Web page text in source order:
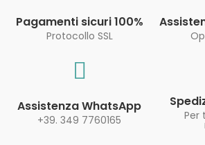
Pagamenti sicuri 100%
Protocollo SSL
Assistenza WhatsApp
+39. 349 7760165 Per